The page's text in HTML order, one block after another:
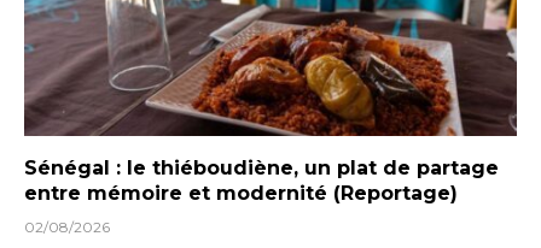
Sénégal : le thiéboudiène, un plat de partage
entre mémoire et modernité (Reportage)
02/08/2026